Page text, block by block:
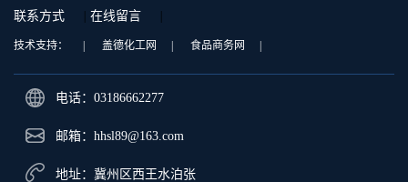
联系方式 | 在线留言 |
技术支持： | 盖德化工网 | 食品商务网 |
电话：03186662277
邮箱：hhsl89@163.com
地址：冀州区西王水泊张